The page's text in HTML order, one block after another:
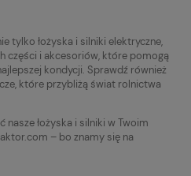
tylko łożyska i silniki elektryczne,
części i akcesoriów, które pomogą
kondycji. Sprawdź również
które przybliżą świat rolnictwa
łożyska i silniki w Twoim
– bo znamy się na